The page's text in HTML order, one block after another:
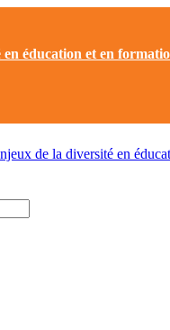
en éducation et en
de la diversité en